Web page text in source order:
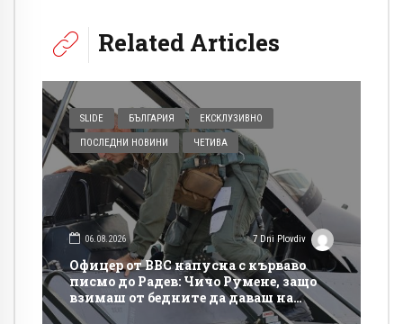
Related Articles
SLIDE БЪЛГАРИЯ ЕКСКЛУЗИВНО
ПОСЛЕДНИ НОВИНИ ЧЕТИВА
06.08.2026 7 Dni Plovdiv
Офицер от ВВС напусна с кърваво
писмо до Радев: Чичо Румене, защо
взимаш от бедните да даваш на
богатите?